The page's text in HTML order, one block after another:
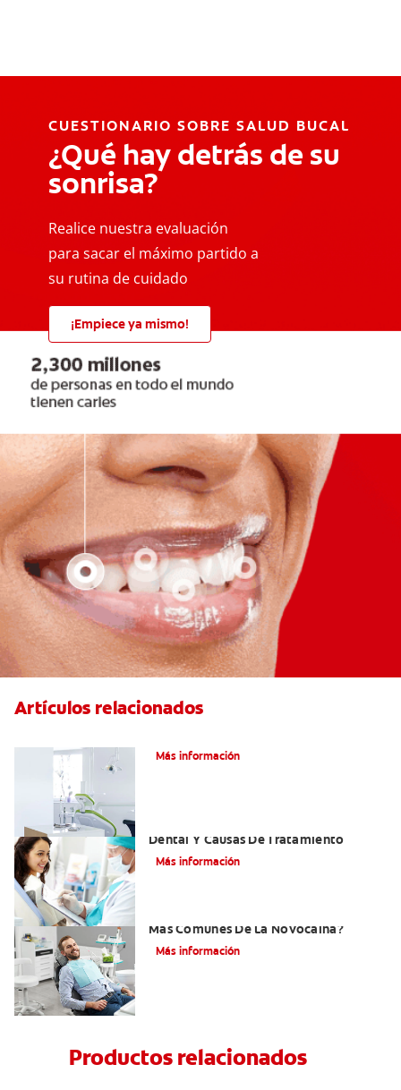
CUESTIONARIO SOBRE SALUD BUCAL
¿Qué hay detrás de su
sonrisa?
Realice nuestra evaluación
para sacar el máximo partido a
su rutina de cuidado
¡Empiece ya mismo!
Artículos relacionados
Más información
Dental Y Causas De Tratamiento
Más información
Más Comunes De La Novocaína?
Más información
Productos relacionados